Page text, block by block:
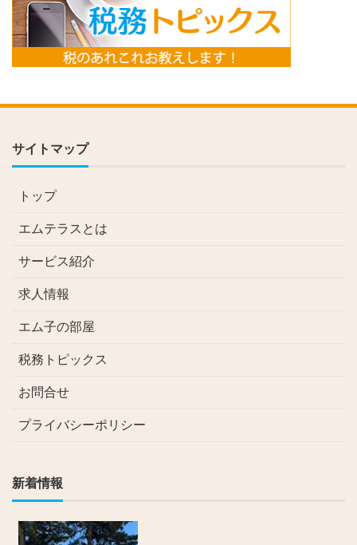
サイトマップ
トップ
エムテラスとは
サービス紹介
求人情報
エム子の部屋
税務トピックス
お問合せ
プライバシーポリシー
新着情報